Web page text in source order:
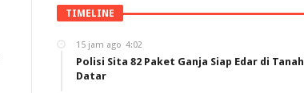
TIMELINE
15 jam ago 4:02
Polisi Sita 82 Paket Ganja Siap Edar di Tanah
Datar